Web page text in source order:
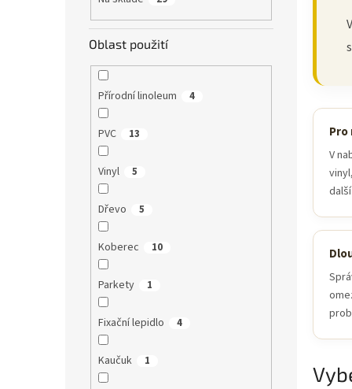
Oblast použití
Přírodní linoleum 4
PVC 13
Vinyl 5
Dřevo 5
Koberec 10
Parkety 1
Fixační lepidlo 4
Kaučuk 1
V